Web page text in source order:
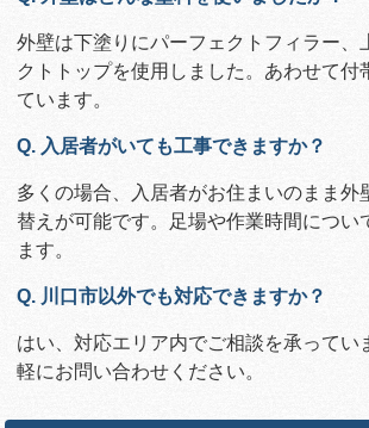
外壁は下塗りにパーフェクトフィラー、
クトトップを使用しました。あわせて付
ています。
Q. 入居者がいても工事できますか？
多くの場合、入居者がお住まいのまま外
替えが可能です。足場や作業時間につい
ます。
Q. 川口市以外でも対応できますか？
はい、対応エリア内でご相談を承ってい
軽にお問い合わせください。